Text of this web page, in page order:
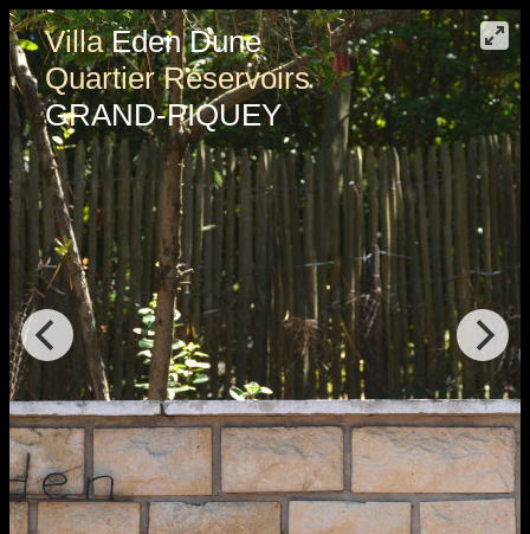
VillaEden Dune
Quartier Réservoirs
GRAND-PIQUEY